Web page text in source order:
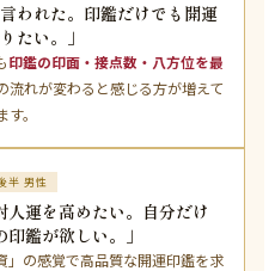
われた。印鑑だけでも開運
たい。」
印鑑の印面・接点数・八方位を最
流れが変わると感じる方が増えて
す。
半 男性
人運を高めたい。自分だけ
鑑が欲しい。」
」の感覚で高品質な開運印鑑を求